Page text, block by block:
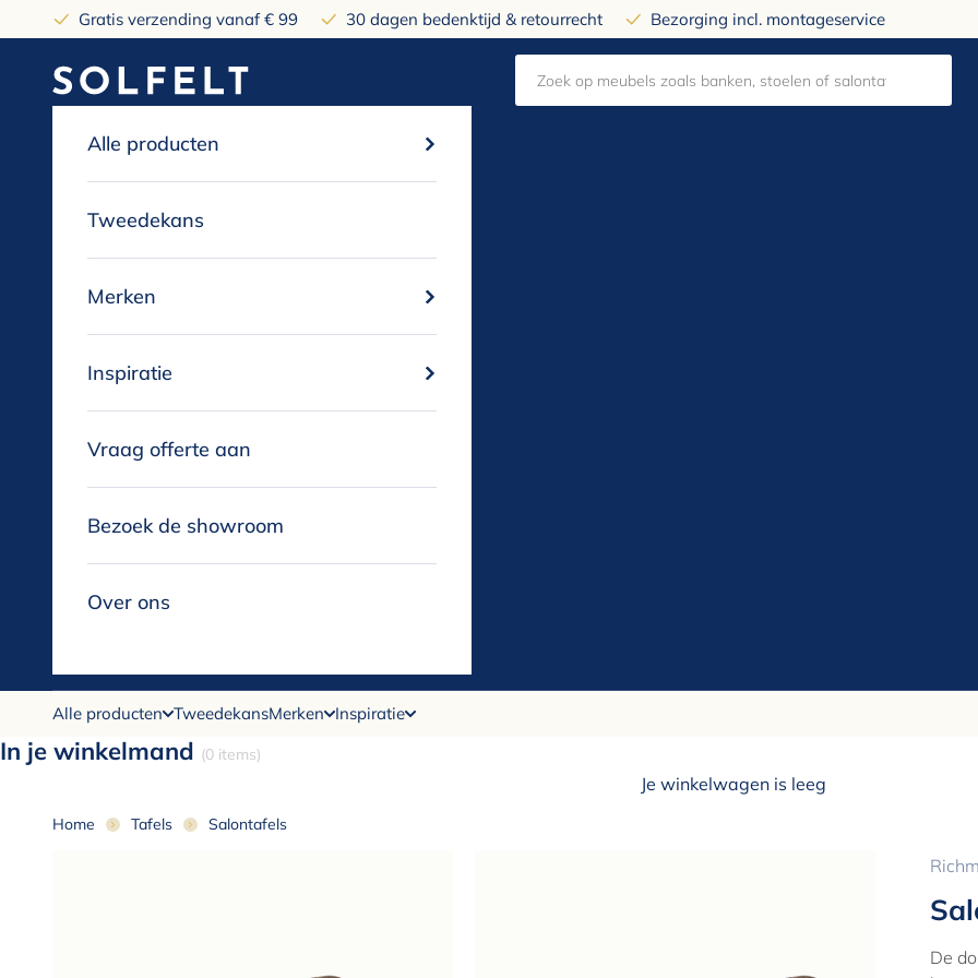
Naar inhoudGratis verzending vanaf € 99 30 dagen bedenktijd & retourrecht Bezorging incl. montageservice
solfelt
Alle producten
Tweedekans
Merken
Inspiratie
Vraag offerte aan
Bezoek de showroom
Over ons
Alle producten TweedekansMerken Inspiratie
In je winkelmand (0 items)
Je winkelwagen is leeg
Home Tafels Salontafels
De